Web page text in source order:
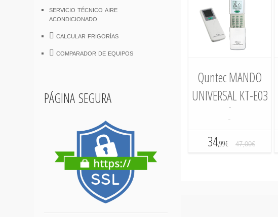
servicio técnico aire
acondicionado
calcular frigorías
comparador de equipos
página segura
Quntec MANDO
UNIVERSAL KT-E03
-
-
34,99€ 47,00€